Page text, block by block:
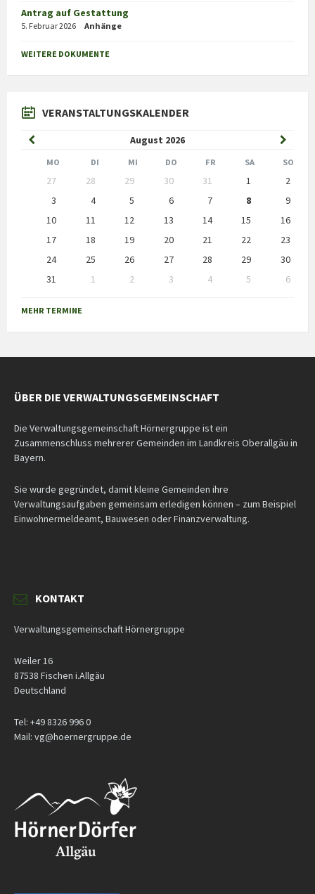
Antrag auf Gestattung
5. Februar 2026 Anhänge
WEITERE DOKUMENTE
VERANSTALTUNGSKALENDER
August 2026
Previous
Month
Month
MO DI MI DO FR SA SO
calendar
27 28 29 30 31 1
2
3
4 5 6 7 8
9
10
11 12 13 14 15
16
17
18 19 20 21 22
23
24
25 26 27 28 29
30
31
1 2 3 4 5
6
to
calendar
MEHR TERMINE
ÜBER DIE VERWALTUNGSGEMEINSCHAFT
Die Verwaltungsgemeinschaft Hörnergruppe ist ein
Zusammenschluss mehrerer Gemeinden im Landkreis Oberallgäu in
Bayern.
Sie wurde gegründet, damit kleine Gemeinden ihre
Verwaltungsaufgaben gemeinsam erledigen können – zum Beispiel
Einwohnermeldeamt, Bauwesen oder Finanzverwaltung.
KONTAKT
Verwaltungsgemeinschaft Hörnergruppe
Weiler 16
87538 Fischen i.Allgäu
Deutschland
Tel: +49 8326 996 0
Mail: vg@hoernergruppe.de